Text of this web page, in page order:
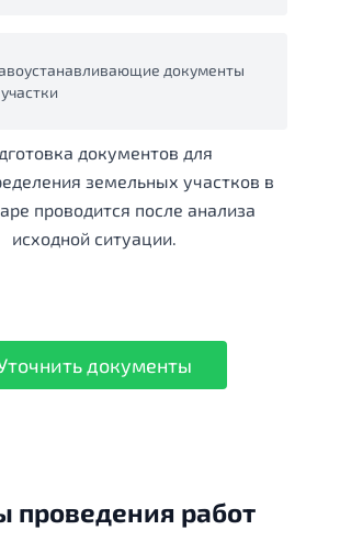
документы
документов для
земельных участков в
проводится после анализа
исходной ситуации.
документы
проведения работ